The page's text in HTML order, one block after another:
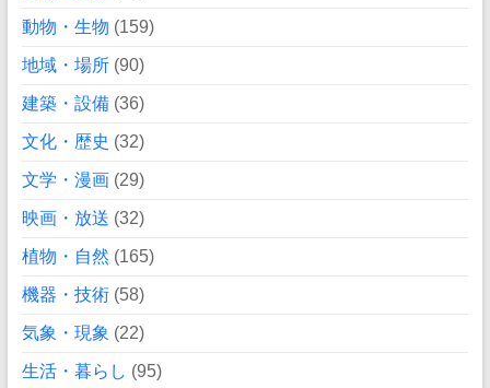
動物・生物 (159)
地域・場所(90)
建築・設備(36)
文化・歴史 (32)
文学・漫画(29)
映画・放送 (32)
植物・自然 (165)
機器・技術(58)
気象・現象 (22)
生活・暮らし (95)